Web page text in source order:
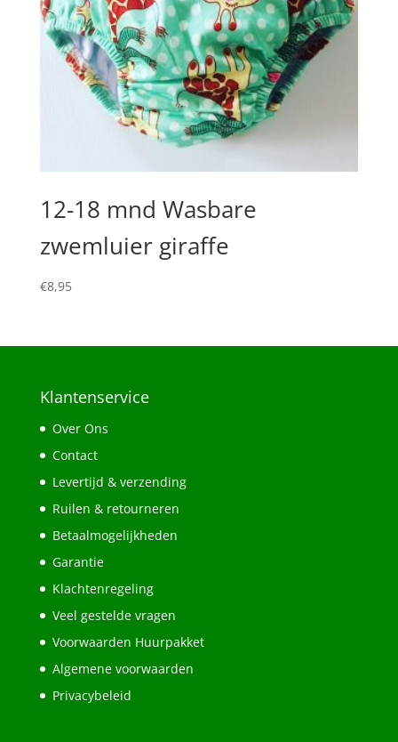
12-18 mnd Wasbare
zwemluier giraffe
€8,95
Klantenservice
Over Ons
Contact
Levertijd & verzending
Ruilen & retourneren
Betaalmogelijkheden
Garantie
Klachtenregeling
Veel gestelde vragen
Voorwaarden Huurpakket
Algemene voorwaarden
Privacybeleid